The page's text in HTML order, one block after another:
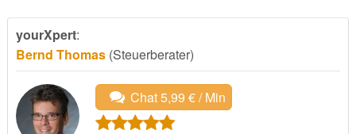
yourXpert:
Bernd Thomas(Steuerberater)
Chat 5,99 € / Min